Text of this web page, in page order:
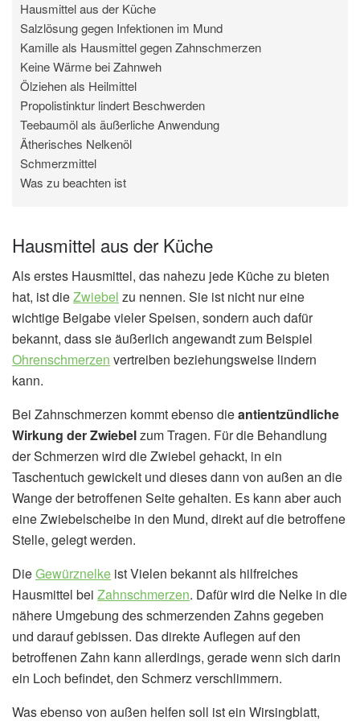
Hausmittel aus der Küche
Salzlösung gegen Infektionen im Mund
Kamille als Hausmittel gegen Zahnschmerzen
Keine Wärme bei Zahnweh
Ölziehen als Heilmittel
Propolistinktur lindert Beschwerden
Teebaumöl als äußerliche Anwendung
Ätherisches Nelkenöl
Schmerzmittel
Was zu beachten ist
Hausmittel aus der Küche
Als erstes Hausmittel, das nahezu jede Küche zu bieten
hat, ist dieZwiebel zu nennen. Sie ist nicht nur eine
wichtige Beigabe vieler Speisen, sondern auch dafür
bekannt, dass sie äußerlich angewandt zum Beispiel
Ohrenschmerzen vertreiben beziehungsweise lindern
kann.
Bei Zahnschmerzen kommt ebenso dieantientzündliche
Wirkung der Zwiebelzum Tragen. Für die Behandlung
der Schmerzen wird die Zwiebel gehackt, in ein
Taschentuch gewickelt und dieses dann von außen an die
Wange der betroffenen Seite gehalten. Es kann aber auch
eine Zwiebelscheibe in den Mund, direkt auf die betroffene
Stelle, gelegt werden.
DieGewürznelke ist Vielen bekannt als hilfreiches
Hausmittel bei Zahnschmerzen. Dafür wird die Nelke in die
nähere Umgebung des schmerzenden Zahns gegeben
und darauf gebissen. Das direkte Auflegen auf den
betroffenen Zahn kann allerdings, gerade wenn sich darin
ein Loch befindet, den Schmerz verschlimmern.
Was ebenso von außen helfen soll ist ein Wirsingblatt,